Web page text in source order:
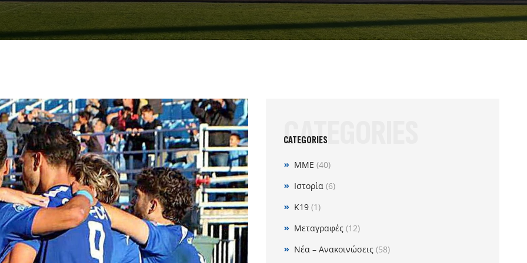
2009-2012
CATEGORIES
CATEGORIES
MME (40)
Ιστορία (6)
Κ19 (1)
Μεταγραφές (12)
Νέα – Ανακοινώσεις (58)